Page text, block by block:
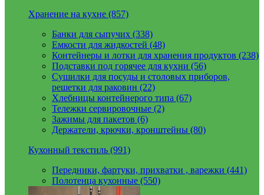
Хранение на кухне (857)
Банки для сыпучих (338)
Емкости для жидкостей (48)
Контейнеры и лотки для хранения продуктов (238)
Подставки под горячее для кухни (56)
Сушилки для посуды и столовых приборов,
решетки для раковин (22)
Хлебницы контейнерого типа (67)
Тележки сервировочные (2)
Зажимы для пакетов (6)
Держатели, крючки, кронштейны (80)
Кухонный текстиль (991)
Передники, фартуки, прихватки , варежки (441)
Полотенца кухонные (550)